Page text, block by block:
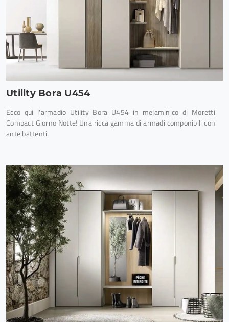
Utility Bora U454
Ecco qui l'armadio Utility Bora U454 in melaminico di Moretti
Compact Giorno Notte! Una ricca gamma di armadi componibili con
ante battenti.